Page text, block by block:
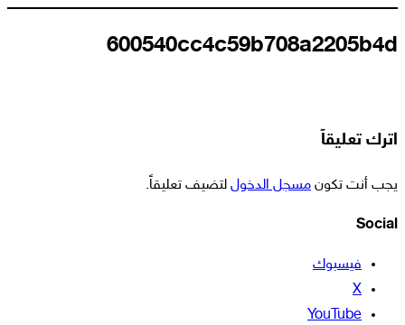
600540cc4c59b708a2205b4d
اترك تعليقاً
يجب أنت تكون مسجل الدخول لتضيف تعليقاً.
Social
فيسبوك
‫X
‫YouTube